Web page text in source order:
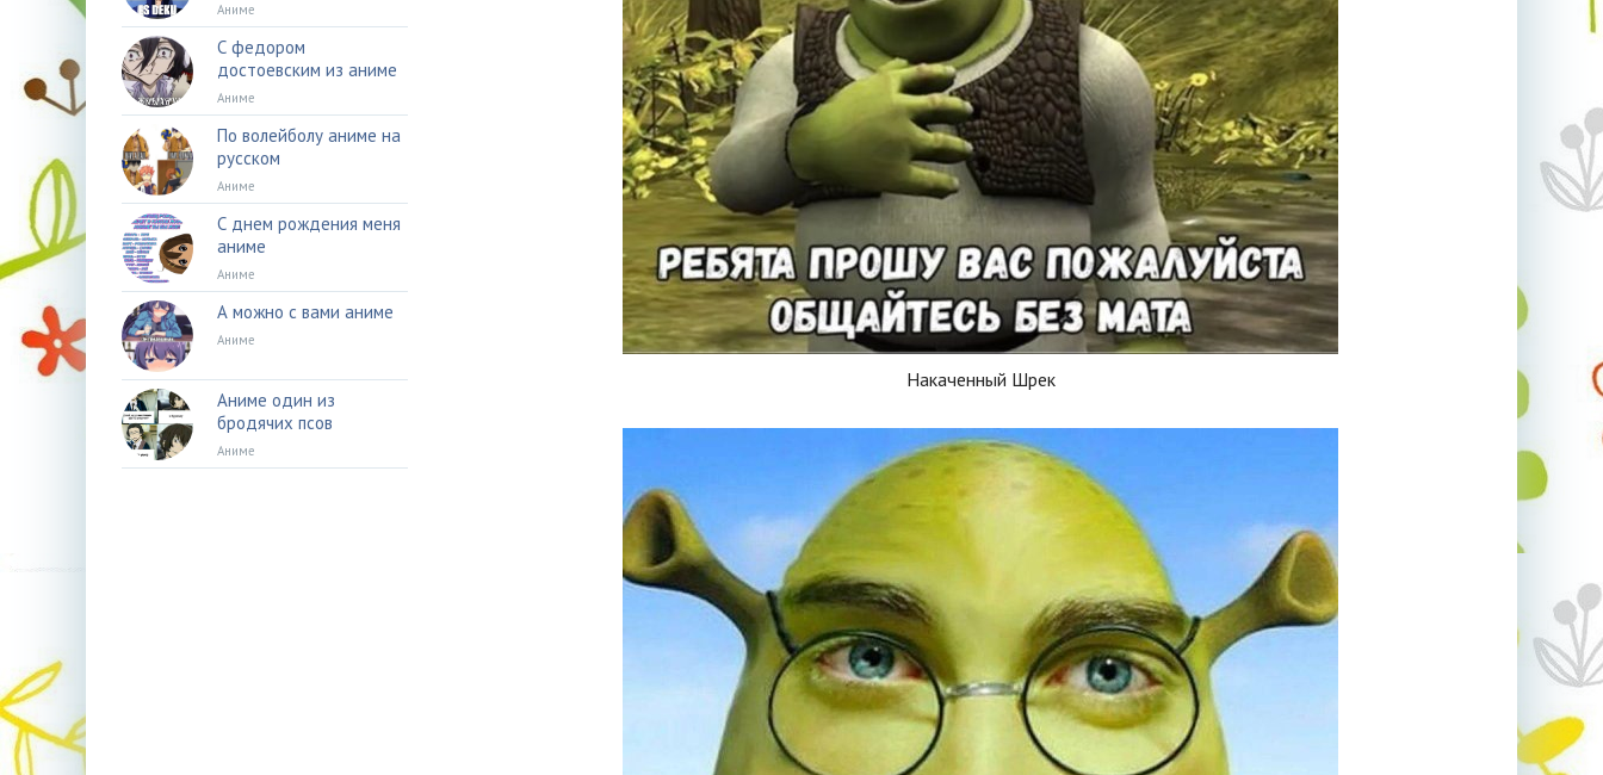
Накаченный Шрек
Аниме
С федором
достоевским из аниме
Аниме
По волейболу аниме на
русском
Аниме
С днем рождения меня
аниме
Аниме
А можно с вами аниме
Аниме
Аниме один из
бродячих псов
Аниме